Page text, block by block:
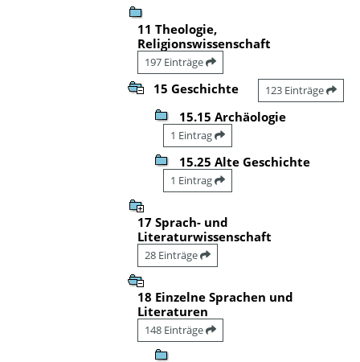
11 Theologie,
Religionswissenschaft
197 Einträge
15 Geschichte 123 Einträge
15.15 Archäologie
1 Eintrag
15.25 Alte Geschichte
1 Eintrag
17 Sprach- und
Literaturwissenschaft
28 Einträge
18 Einzelne Sprachen und
Literaturen
148 Einträge